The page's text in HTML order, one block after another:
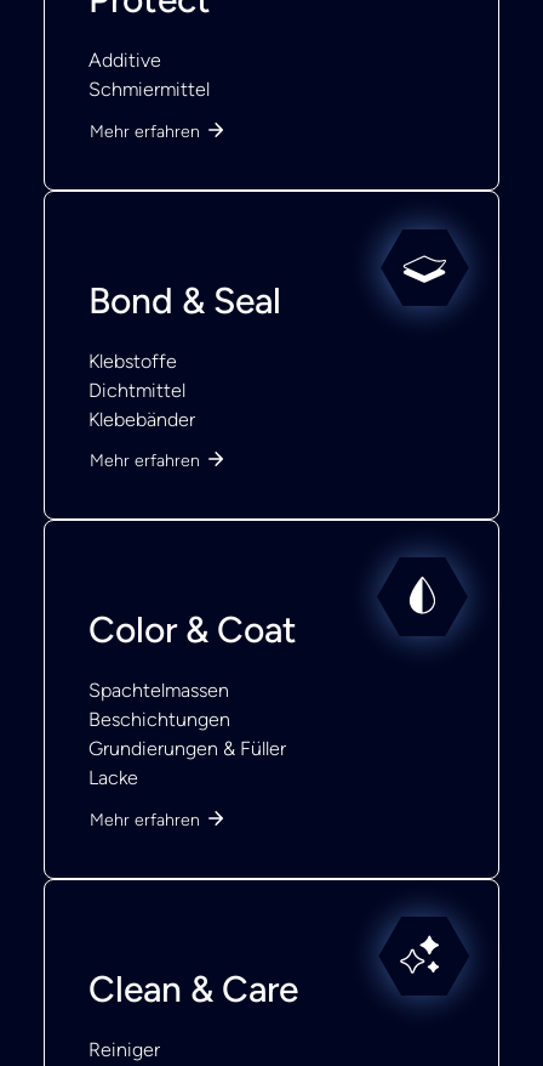
Additive
Schmiermittel
Mehr erfahren
Bond & Seal
Klebstoffe
Dichtmittel
Klebebänder
Mehr erfahren
Color & Coat
Spachtelmassen
Beschichtungen
Grundierungen & Füller
Lacke
Mehr erfahren
Clean & Care
Reiniger